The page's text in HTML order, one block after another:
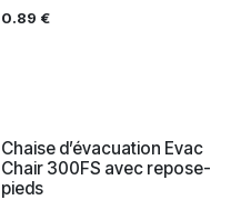
0.89 €
Chaise d’évacuation Evac
Chair 300FS avec repose-
pieds